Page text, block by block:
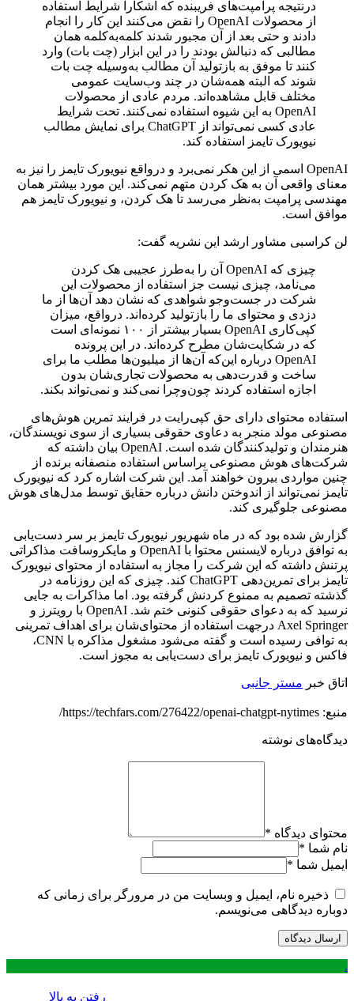
درنتیجه پرامپت‌های فریبنده که آشکارا شرایط استفاده
از محصولات OpenAI را نقض می‌کنند این کار را انجام
دادند و حتی بعد از آن مجبور شدند کلمه‌به‌کلمه همان
مطالبی که دنبالش بودند را در این ابزار (چت بات) وارد
کنند تا موفق به بازتولید آن مطالب به‌وسیله چت بات
شوند که البته همه‌شان در چند وب‌سایت عمومی
مختلف قابل مشاهده‌اند. مردم عادی از محصولات
OpenAI به این شیوه استفاده نمی‌کنند. تحت شرایط
عادی کسی نمی‌تواند از ChatGPT برای نمایش مطالب
نیویورک تایمز استفاده کند.
OpenAI اسمی از این هکر نمی‌برد و درواقع نیویورک تایمز را نیز به
معنای واقعی آن به هک کردن متهم نمی‌کند. این مورد بیشتر همان
مهندسی پرامپت به‌نظر می‌رسد تا هک کردن، و نیویورک تایمز هم
موافق است.
لن کراسبی مشاور ارشد این نشریه گفت:
چیزی که OpenAI آن را به‌طرز عجیبی هک کردن
می‌نامد، چیزی نیست جز استفاده از محصولات این
شرکت در جست‌وجو شواهدی که نشان دهد آن‌ها از ما
دزدی و محتوای ما را بازتولید کرده‌اند. درواقع، میزان
کپی‌کاری OpenAI بسیار بیشتر از ۱۰۰ نمونه‌ای است
که در شکایت‌شان مطرح کرده‌اند. در این پرونده
OpenAI درباره این‌که آن‌ها از میلیون‌ها مطلب ما برای
ساخت و قدرت‌دهی به محصولات تجاری‌شان بدون
اجازه استفاده کردند چون‌وچرا نمی‌کند و نمی‌تواند بکند.
استفاده محتوای دارای حق کپی‌رایت در فرایند تمرین هوش‌های
مصنوعی مولد منجر به دعاوی حقوقی بسیاری از سوی نویسندگان،
هنرمندان و تولیدکنندگان شده است. OpenAI بیان داشته که
شرکت‌های هوش مصنوعی براساس استفاده منصفانه برنده از
چنین مواردی بیرون خواهند آمد. این شرکت اشاره کرد که نیویورک
تایمز نمی‌تواند از اندوختن دانش درباره حقایق توسط مدل‌های هوش
مصنوعی جلوگیری کند.
گزارش شده بود که در ماه شهریور نیویورک تایمز بر سر دست‌یابی
به توافق درباره لایسنس محتوا با OpenAI و مایکروسافت مذاکراتی
پرتنش داشته که این شرکت را مجاز به استفاده از محتوای نیویورک
تایمز برای تمرین‌دهی ChatGPT کند. چیزی که این روزنامه در
گذشته تصمیم به ممنوع کردنش گرفته بود. اما مذاکرات به جایی
نرسید که به دعوای حقوقی کنونی ختم شد. OpenAI با رویترز و
Axel Springer درجهت استفاده از محتوای‌شان برای اهداف تمرینی
به توافی رسیده است و گفته می‌شود مشغول مذاکره با CNN،
فاکس و نیویورک تایمز برای دست‌یابی به مجوز است.
اتاق خبر مستر جانبی
منبع: https://techfars.com/276422/openai-chatgpt-nytimes/
دیدگاه‌های نوشته
محتوای دیدگاه *
نام شما *
ایمیل شما *
ذخیره نام، ایمیل و وبسایت من در مرورگر برای زمانی که
دوباره دیدگاهی می‌نویسم.
.
رفتن به بالا